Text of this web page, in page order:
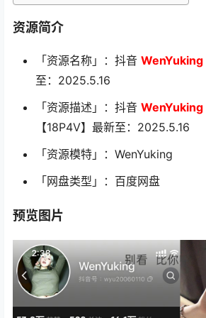
资源简介
「资源名称」：抖音 WenYuking
至：2025.5.16
「资源描述」：抖音 WenYuking
【18P4V】最新至：2025.5.16
「资源模特」：WenYuking
「网盘类型」：百度网盘
预览图片